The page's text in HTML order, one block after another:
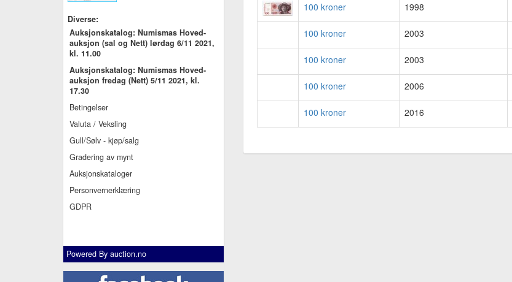
Diverse:
Auksjonskatalog: Numismas Hoved-
auksjon (sal og Nett) lørdag 6/11 2021,
kl. 11.00
Auksjonskatalog: Numismas Hoved-
auksjon fredag (Nett) 5/11 2021, kl.
17.30
Betingelser
Valuta / Veksling
Gull/Sølv - kjøp/salg
Gradering av mynt
Auksjonskataloger
Personvernerklæring
GDPR
Powered By auction.no
100 kroner 1998
100 kroner 2003
100 kroner 2003
100 kroner 2006
100 kroner 2016